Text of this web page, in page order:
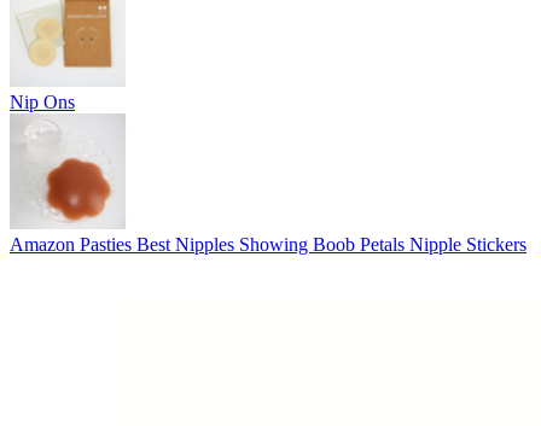
Nip Ons
Amazon Pasties Best Nipples Showing Boob Petals Nipple Stickers